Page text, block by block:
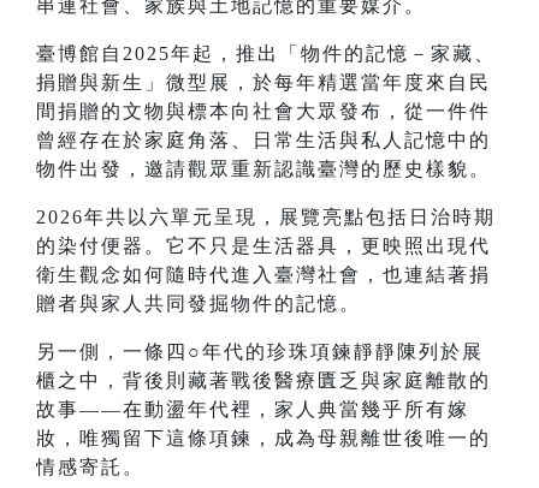
串連社會、家族與土地記憶的重要媒介。
臺博館自2025年起，推出「物件的記憶－家藏、
捐贈與新生」微型展，於每年精選當年度來自民
間捐贈的文物與標本向社會大眾發布，從一件件
曾經存在於家庭角落、日常生活與私人記憶中的
物件出發，邀請觀眾重新認識臺灣的歷史樣貌。
2026年共以六單元呈現，展覽亮點包括日治時期
的染付便器。它不只是生活器具，更映照出現代
衛生觀念如何隨時代進入臺灣社會，也連結著捐
贈者與家人共同發掘物件的記憶。
另一側，一條四○年代的珍珠項鍊靜靜陳列於展
櫃之中，背後則藏著戰後醫療匱乏與家庭離散的
故事——在動盪年代裡，家人典當幾乎所有嫁
妝，唯獨留下這條項鍊，成為母親離世後唯一的
情感寄託。